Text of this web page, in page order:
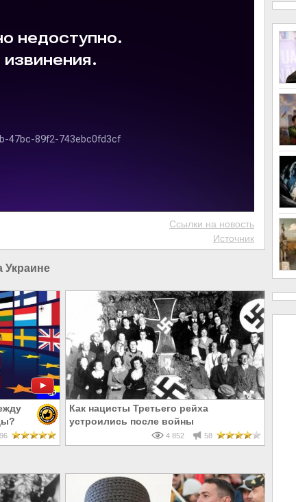
Ссылки на новость
Источник
Украине
96
Как нацисты Третьего рейха
устроились после войны
4 852 58